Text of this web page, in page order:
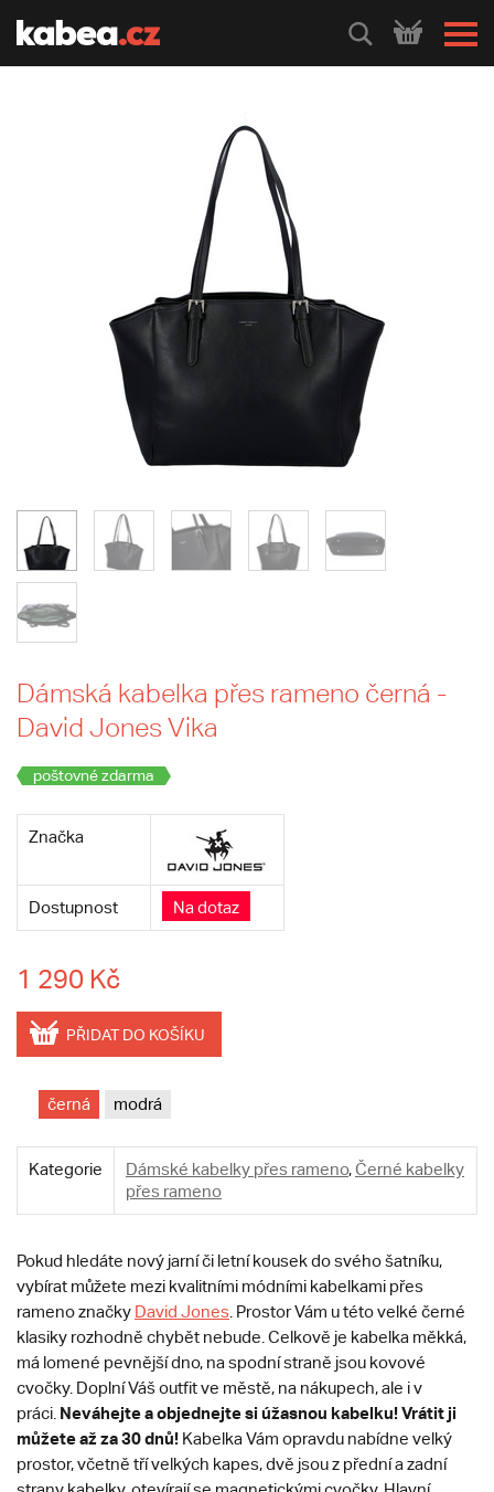
HLEDEJ
Dámská kabelka přes rameno černá -
David Jones Vika
poštovné zdarma
Značka
Dostupnost Na dotaz
1 290 Kč
PŘIDAT DO KOŠÍKU
černá modrá
Kategorie Dámské kabelky přes rameno,Černé kabelky
přes rameno
Pokud hledáte nový jarní či letní kousek do svého šatníku,
vybírat můžete mezi kvalitními módními kabelkami přes
rameno značky David Jones . Prostor Vám u této velké černé
klasiky rozhodně chybět nebude. Celkově je kabelka měkká,
má lomené pevnější dno, na spodní straně jsou kovové
cvočky. Doplní Váš outfit ve městě, na nákupech, ale i v
práci. Neváhejte a objednejte si úžasnou kabelku! Vrátit ji
můžete až za 30 dnů! Kabelka Vám opravdu nabídne velký
prostor, včetně tří velkých kapes, dvě jsou z přední a zadní